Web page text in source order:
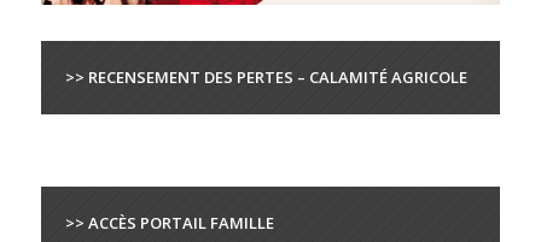
>> RECENSEMENT DES PERTES – CALAMITÉ AGRICOLE
>> ACCÈS PORTAIL FAMILLE